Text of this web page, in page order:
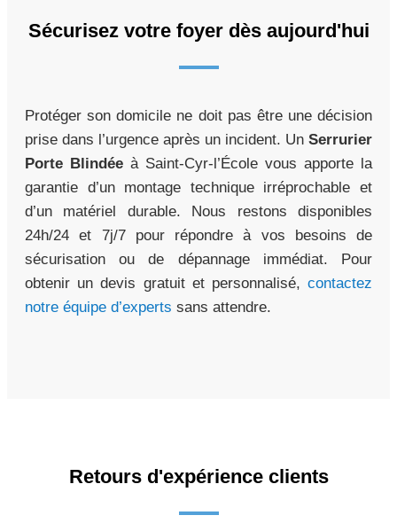
Sécurisez votre foyer dès aujourd'hui
Protéger son domicile ne doit pas être une décision
prise dans l’urgence après un incident. Un Serrurier
Porte Blindée à Saint-Cyr-l’École vous apporte la
garantie d’un montage technique irréprochable et
d’un matériel durable. Nous restons disponibles
24h/24 et 7j/7 pour répondre à vos besoins de
sécurisation ou de dépannage immédiat. Pour
obtenir un devis gratuit et personnalisé, contactez
notre équipe d’experts sans attendre.
Retours d'expérience clients